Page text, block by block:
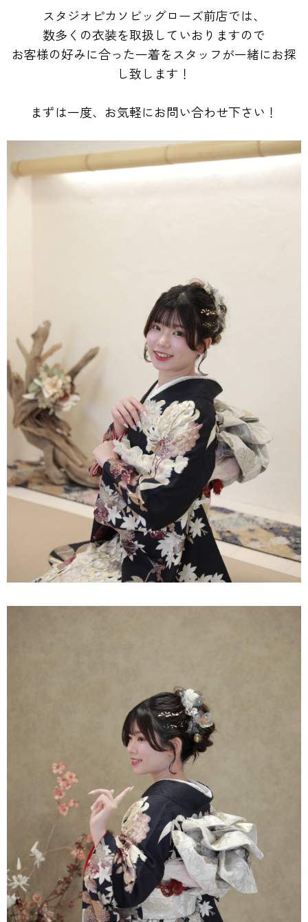
スタジオピカソビッグローズ前店では、
数多くの衣装を取扱していおりますので
お客様の好みに合った一着をスタッフが一緒にお探
し致します！
まずは一度、お気軽にお問い合わせ下さい！